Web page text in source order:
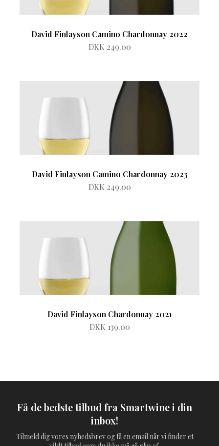
David Finlayson Camino Chardonnay 2022
DKK 249.00
David Finlayson Camino Chardonnay 2023
DKK 249.00
David Finlayson Chardonnay 2021
DKK 139.00
Få de bedste tilbud fra Smartwine i din
inbox!
Tilmeld dig vores nyhedsbrev og få en email når vi finder et